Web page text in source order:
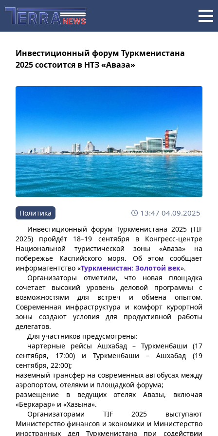
Инвестиционный форум Туркменистана
2025 состоится в НТЗ «Аваза»
Политика 13:47 04.09.2025
Инвестиционный форум Туркменистана 2025 (TIF
2025) пройдёт 18–19 сентября в Конгресс-центре
Национальной туристической зоны «Аваза» на
побережье Каспийского моря. Об этом сообщает
информагентство «Туркменистан: Золотой век».
Организаторы отметили, что новая площадка
сочетает высокий уровень деловой программы с
возможностями для встреч и обмена опытом.
Современная инфраструктура и комфорт курортной
зоны создают условия для продуктивной работы
делегатов.
Для участников предусмотрены:
чартерные рейсы Ашхабад – Туркменбаши (17
сентября, 17:00) и Туркменбаши – Ашхабад (19
сентября, 22:00);
наземный трансфер на современных автобусах между
аэропортом, отелями и площадкой форума;
размещение в ведущих отелях Авазы, включая
«Беркарар» и «Хазына».
Организаторами TIF 2025 выступают
Министерство финансов и экономики и Министерство
иностранных дел Туркменистана при содействии